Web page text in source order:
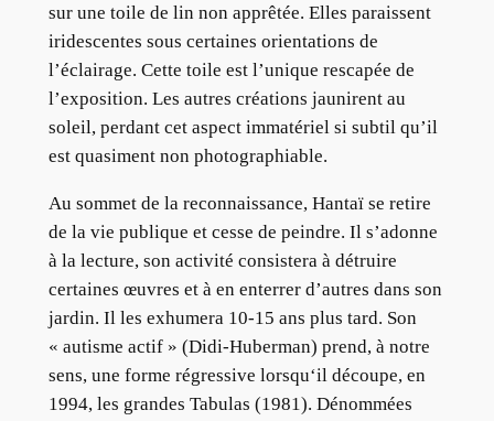
sur une toile de lin non apprêtée. Elles paraissent
iridescentes sous certaines orientations de
l’éclairage. Cette toile est l’unique rescapée de
l’exposition. Les autres créations jaunirent au
soleil, perdant cet aspect immatériel si subtil qu’il
est quasiment non photographiable.
Au sommet de la reconnaissance, Hantaï se retire
de la vie publique et cesse de peindre. Il s’adonne
à la lecture, son activité consistera à détruire
certaines œuvres et à en enterrer d’autres dans son
jardin. Il les exhumera 10-15 ans plus tard. Son
« autisme actif » (Didi-Huberman) prend, à notre
sens, une forme régressive lorsqu‘il découpe, en
1994, les grandes Tabulas (1981). Dénommées